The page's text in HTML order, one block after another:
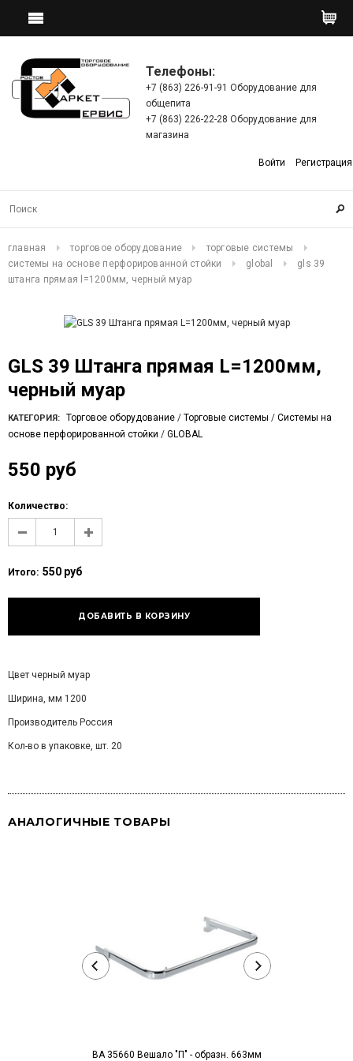
Телефоны:
+7 (863) 226-91-91 Оборудование для
общепита
+7 (863) 226-22-28 Оборудование для
магазина
Войти Регистрация
главная торговое оборудование
торговые системы
системы на основе перфорированной стойки
global
gls 39
штанга прямая l=1200мм, черный муар
GLS 39 Штанга прямая L=1200мм,
черный муар
КАТЕГОРИЯ: Торговое оборудование / Торговые системы / Системы на
основе перфорированной стойки / GLOBAL
550 руб
Количество:
Итого: 550 руб
Цвет черный муар
Ширина, мм 1200
Производитель Россия
Кол-во в упаковке, шт. 20
АНАЛОГИЧНЫЕ ТОВАРЫ
BA 35660 Вешало "П" - образн. 663мм